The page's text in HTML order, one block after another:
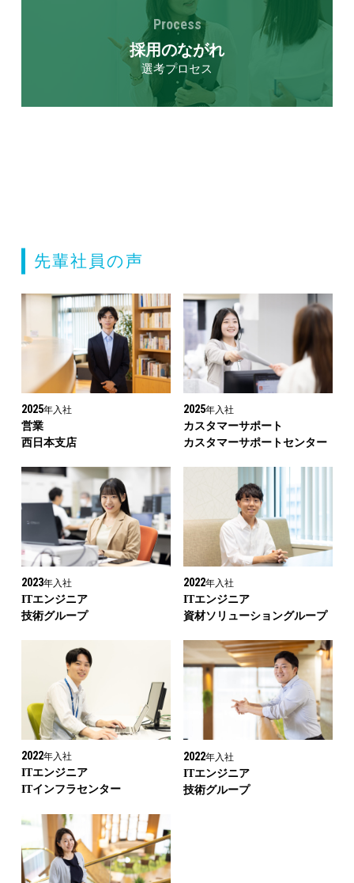
Process
採用のながれ
選考プロセス
先輩社員の声
2025年入社
営業
西日本支店
2025年入社
カスタマーサポート
カスタマーサポートセンター
2023年入社
ITエンジニア
技術グループ
2022年入社
ITエンジニア
資材ソリューショングループ
2022年入社
ITエンジニア
ITインフラセンター
2022年入社
ITエンジニア
技術グループ